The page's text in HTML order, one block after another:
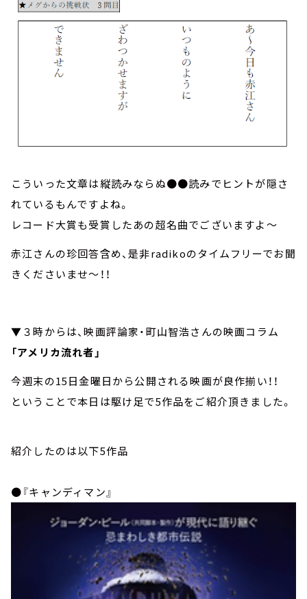
こういった文章は縦読みならぬ●●読みでヒントが隠さ
れているもんですよね。
レコード大賞も受賞したあの超名曲でございますよ～
赤江さんの珍回答含め、是非radikoのタイムフリーでお聞
きくださいませ～！！
▼３時からは、映画評論家・町山智浩さんの映画コラム
「アメリカ流れ者」
今週末の15日金曜日から公開される映画が良作揃い！！
ということで本日は駆け足で5作品をご紹介頂きました。
紹介したのは以下5作品
●『キャンディマン』